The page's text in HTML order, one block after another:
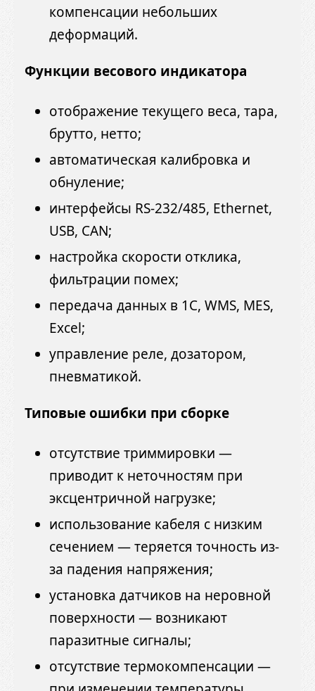
компенсации небольших
деформаций.
Функции весового индикатора
отображение текущего веса, тара,
брутто, нетто;
автоматическая калибровка и
обнуление;
интерфейсы RS-232/485, Ethernet,
USB, CAN;
настройка скорости отклика,
фильтрации помех;
передача данных в 1С, WMS, MES,
Excel;
управление реле, дозатором,
пневматикой.
Типовые ошибки при сборке
отсутствие триммировки —
приводит к неточностям при
эксцентричной нагрузке;
использование кабеля с низким
сечением — теряется точность из-
за падения напряжения;
установка датчиков на неровной
поверхности — возникают
паразитные сигналы;
отсутствие термокомпенсации —